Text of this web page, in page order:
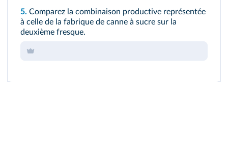
5. Comparez la combinaison productive représentée
à celle de la fabrique de canne à sucre sur la
deuxième fresque.